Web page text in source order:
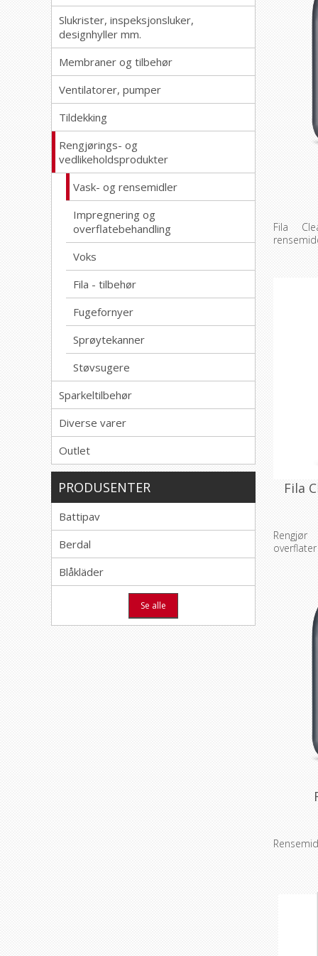
Fila
Fila
overflater
Slukrister, inspeksjonsluker,
designhyller mm.
Membraner og tilbehør
Ventilatorer, pumper
Tildekking
Rengjørings- og
vedlikeholdsprodukter
Vask- og rensemidler
Impregnering og
overflatebehandling
Voks
Fila - tilbehør
Fugefornyer
Sprøytekanner
Støvsugere
Sparkeltilbehør
Diverse varer
Outlet
PRODUSENTER
Battipav
Berdal
Blåkläder
Se alle